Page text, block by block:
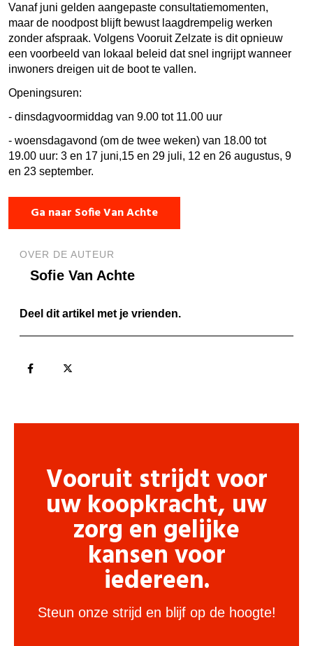
Vanaf juni gelden aangepaste consultatiemomenten,
maar de noodpost blijft bewust laagdrempelig werken
zonder afspraak. Volgens Vooruit Zelzate is dit opnieuw
een voorbeeld van lokaal beleid dat snel ingrijpt wanneer
inwoners dreigen uit de boot te vallen.
Openingsuren:
- dinsdagvoormiddag van 9.00 tot 11.00 uur
- woensdagavond (om de twee weken) van 18.00 tot
19.00 uur: 3 en 17 juni,15 en 29 juli, 12 en 26 augustus, 9
en 23 september.
Ga naar Sofie Van Achte
OVER DE AUTEUR
Sofie Van Achte
Deel dit artikel met je vrienden.
Vooruit strijdt voor
uw koopkracht, uw
zorg en gelijke
kansen voor
iedereen.
Steun onze strijd en blijf op de hoogte!